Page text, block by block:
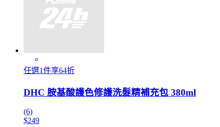
任選1件享64折
DHC 胺基酸護色修護洗髮精補充包 380ml
(6)
$249